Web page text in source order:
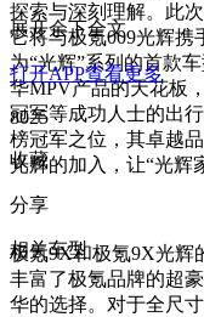
探索与深刻理解。此
它将与极氪009光辉携
为“光辉”系列的首款
华MPV产品的天花板
冠军等成功人士的出
榜冠军之位，其卓越
光辉的加入，让“光辉
极氪9X和极氪9X光辉
丰富了极氪品牌的超
华的选择。对于全尺
展开余下全文
打开APP查看更多
8025
收藏
分享
相关车型